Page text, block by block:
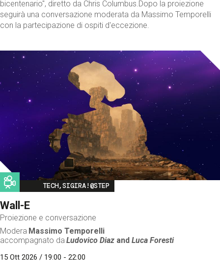
bicentenario", diretto da Chris Columbus.Dopo la proiezione
seguirà una conversazione moderata da Massimo Temporelli
con la partecipazione di ospiti d'eccezione.
Image
TECH,SIGIRA!@STEP
Wall-E
Proiezione e conversazione
Modera Massimo Temporelli
accompagnato da Ludovico Diaz andLuca Foresti
15 Ott 2026 / 19:00 - 22:00